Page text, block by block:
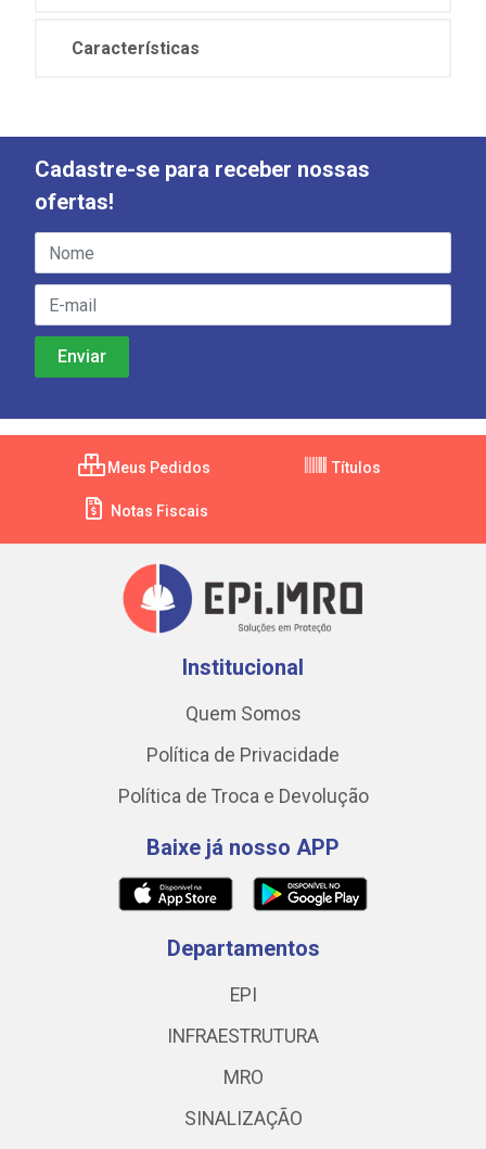
Características
Cadastre-se para receber nossas
ofertas!
Meus Pedidos Títulos
Notas Fiscais
Institucional
Quem Somos
Política de Privacidade
Política de Troca e Devolução
Baixe já nosso APP
Departamentos
EPI
INFRAESTRUTURA
MRO
SINALIZAÇÃO